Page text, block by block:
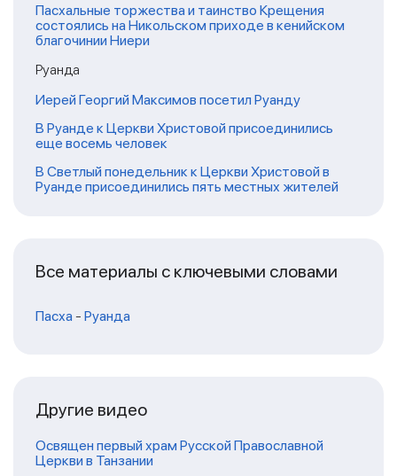
Пасхальные торжества и таинство Крещения
состоялись на Никольском приходе в кенийском
благочинии Ниери
Руанда
Иерей Георгий Максимов посетил Руанду
В Руанде к Церкви Христовой присоединились
еще восемь человек
В Светлый понедельник к Церкви Христовой в
Руанде присоединились пять местных жителей
Все материалы с ключевыми словами
Пасха - Руанда
Другие видео
Освящен первый храм Русской Православной
Церкви в Танзании